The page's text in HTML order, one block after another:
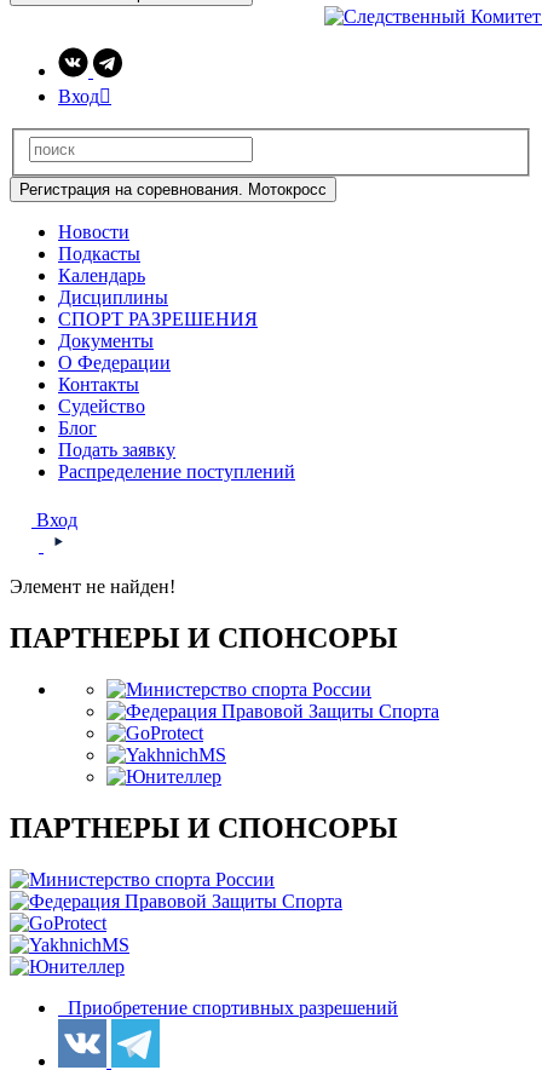
Вход
Регистрация на соревнования. Мотокросс
Новости
Подкасты
Календарь
Дисциплины
СПОРТ РАЗРЕШЕНИЯ
Документы
О Федерации
Контакты
Судейство
Блог
Подать заявку
Распределение поступлений
Вход
Элемент не найден!
ПАРТНЕРЫ И СПОНСОРЫ
ПАРТНЕРЫ И СПОНСОРЫ
Приобретение спортивных разрешений